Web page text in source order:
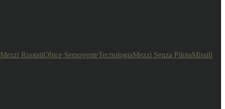
Mezzi RuotatiObice SemoventeTecnologiaMezzi Senza PilotaMissili